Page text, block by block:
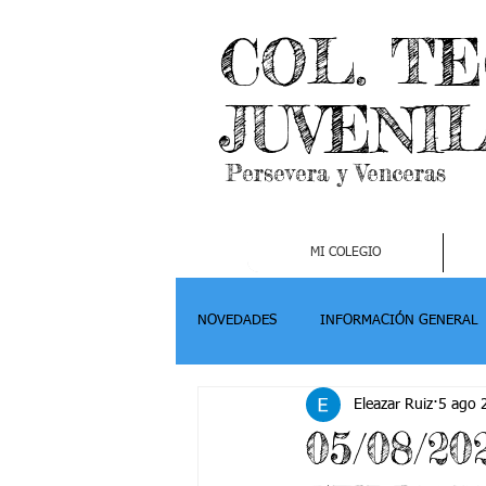
COL.
Persevera y Venceras
MI COLEGIO
NOVEDADES INFORMACIÓN GENERAL
Grado 3 Grado 4-
05/08/
Eleazar Ruiz 5 ago